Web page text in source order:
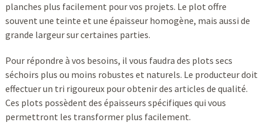
planches plus facilement pour vos projets. Le plot offre
souvent une teinte et une épaisseur homogène, mais aussi de
grande largeur sur certaines parties.
Pour répondre à vos besoins, il vous faudra des plots secs
séchoirs plus ou moins robustes et naturels. Le producteur doit
effectuer un tri rigoureux pour obtenir des articles de qualité.
Ces plots possèdent des épaisseurs spécifiques qui vous
permettront les transformer plus facilement.